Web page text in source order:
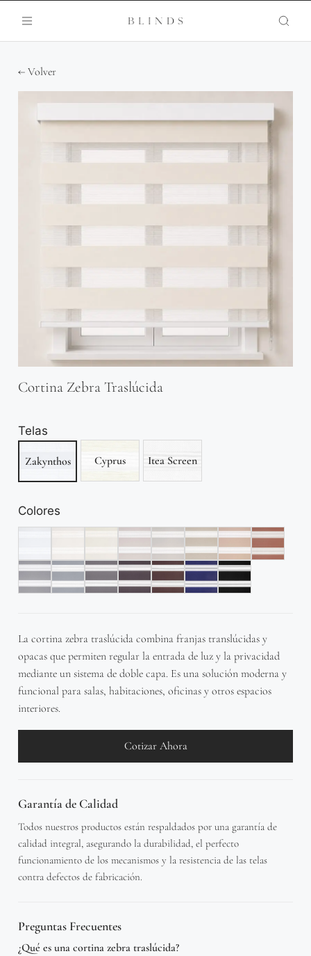
← Volver
Cortina Zebra Traslúcida
Telas
Zakynthos Cyprus Itea Screen
Colores
La cortina zebra traslúcida combina franjas translúcidas y
opacas que permiten regular la entrada de luz y la privacidad
mediante un sistema de doble capa. Es una solución moderna y
funcional para salas, habitaciones, oficinas y otros espacios
interiores.
Cotizar Ahora
Garantía de Calidad
Todos nuestros productos están respaldados por una garantía de
calidad integral, asegurando la durabilidad, el perfecto
funcionamiento de los mecanismos y la resistencia de las telas
contra defectos de fabricación.
Preguntas Frecuentes
¿Qué es una cortina zebra traslúcida?